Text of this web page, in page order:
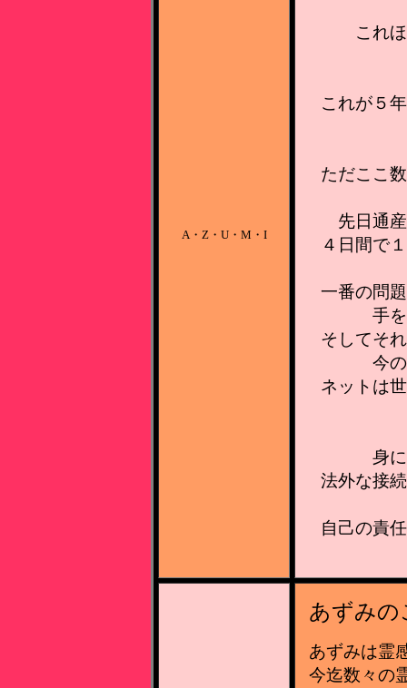
A・Z・U・M・I
これ
これが５
ただここ
先日通
４日間で
一番の問
手
そしてそ
今
ネットは
身
法外な接
自己の責
あずみの
あずみは霊
今迄数々の